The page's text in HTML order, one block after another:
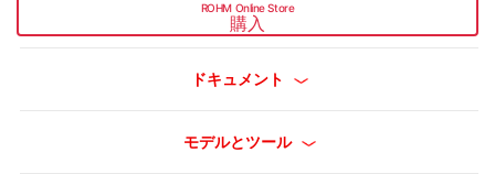
ROHM Online Store
購入
ドキュメント
モデルとツール